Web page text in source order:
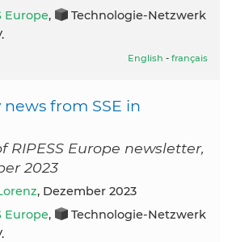
Europe,
Technologie-Netzwerk
English - français
from SSE in
RIPESS Europe newsletter,
2023
, Dezember 2023
Europe,
Technologie-Netzwerk